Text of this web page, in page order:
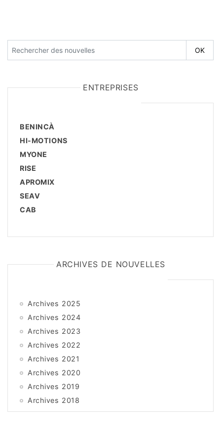
ENTREPRISES
BENINCÀ
HI-MOTIONS
MYONE
RISE
APROMIX
SEAV
CAB
ARCHIVES DE NOUVELLES
Archives 2025
Archives 2024
Archives 2023
Archives 2022
Archives 2021
Archives 2020
Archives 2019
Archives 2018
Archives 2017